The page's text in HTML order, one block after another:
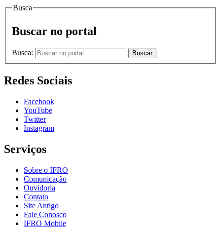
Busca
Buscar no portal
Busca: Buscar
Redes Sociais
Facebook
YouTube
Twitter
Instagram
Serviços
Sobre o IFRO
Comunicação
Ouvidoria
Contato
Site Antigo
Fale Conosco
IFRO Mobile